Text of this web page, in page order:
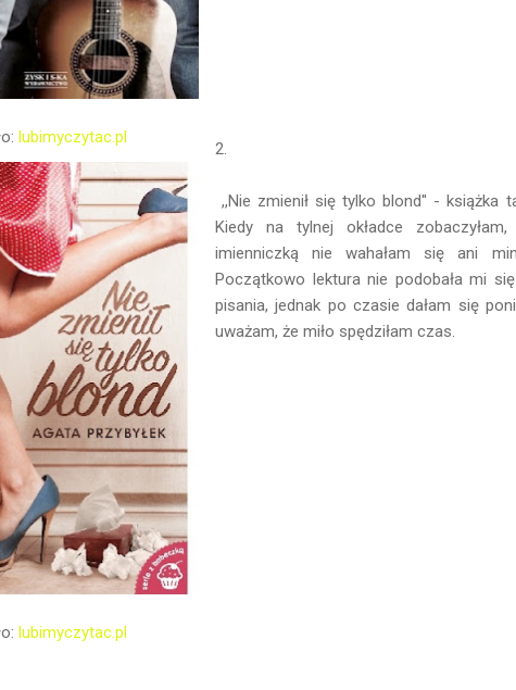
lubimyczytac.pl
2.
lubimyczytac.pl
,,Nie zmienił się tylko blond'' - książka
Kiedy na tylnej okładce
imienniczką nie wahałam się ani
Początkowo lektura nie podobała mi
pisania, jednak po czasie dałam się
uważam, że miło